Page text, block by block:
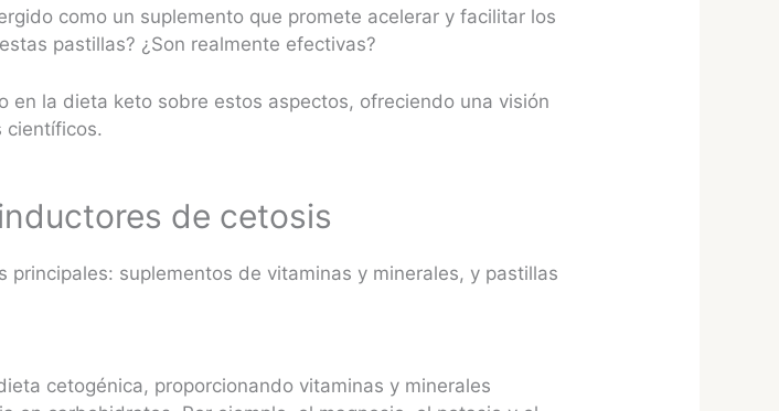
como un suplemento que promete acelerar y facilitar los
pastillas? ¿Son realmente efectivas?
la dieta keto sobre estos aspectos, ofreciendo una visión
científicos.
de cetosis
suplementos de vitaminas y minerales, y pastillas
cetogénica, proporcionando vitaminas y minerales